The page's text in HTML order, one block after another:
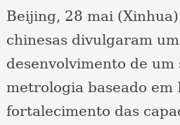
Beijing, 28 mai
chinesas divulgaram
desenvolvimento de um
metrologia baseado em
fortalecimento das